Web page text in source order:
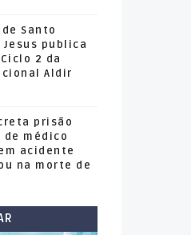
Santo
publica
2 da
Aldir
prisão
médico
acidente
na morte de